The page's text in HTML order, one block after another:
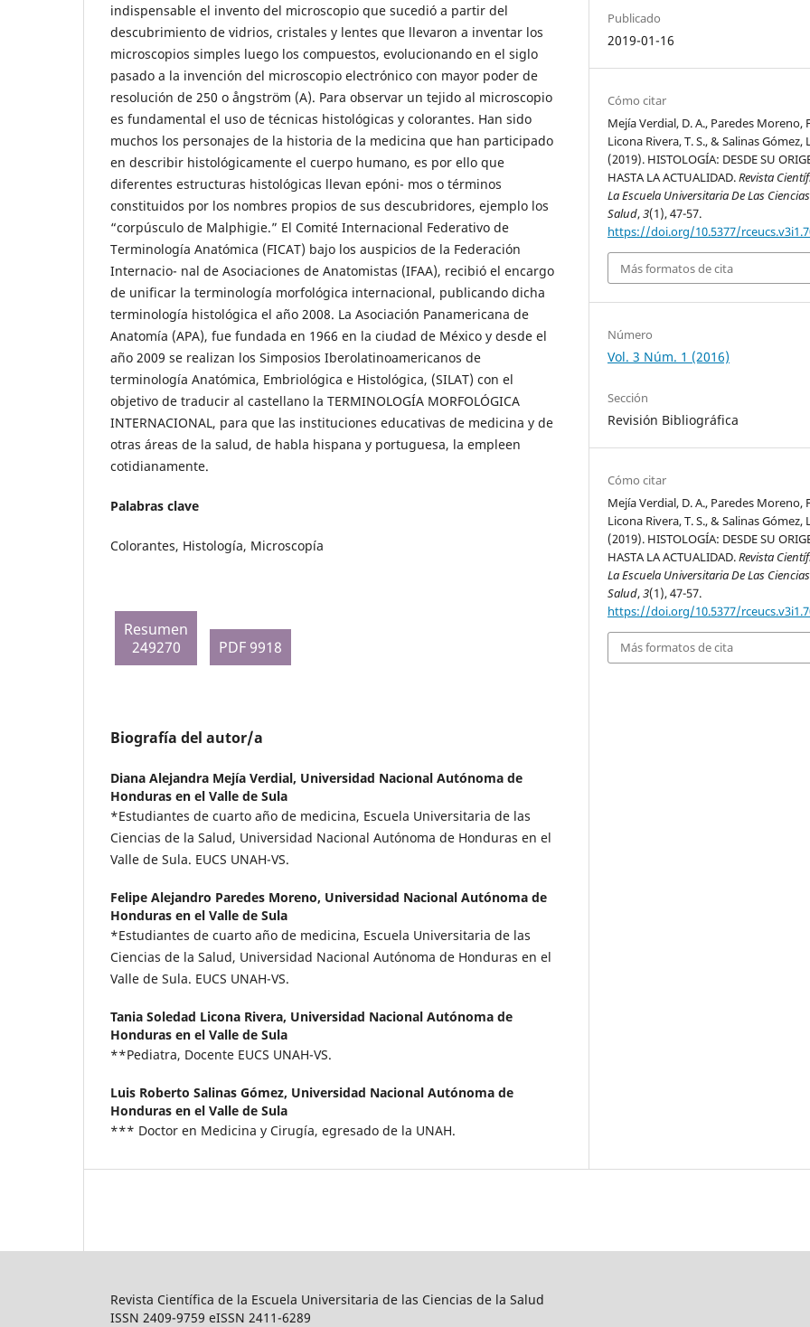
indispensable el invento del microscopio que sucedió a partir del
descubrimiento de vidrios, cristales y lentes que llevaron a inventar los
microscopios simples luego los compuestos, evolucionando en el siglo
pasado a la invención del microscopio electrónico con mayor poder de
resolución de 250 o ångström (A). Para observar un tejido al microscopio
es fundamental el uso de técnicas histológicas y colorantes. Han sido
muchos los personajes de la historia de la medicina que han participado
en describir histológicamente el cuerpo humano, es por ello que
diferentes estructuras histológicas llevan epóni- mos o términos
constituidos por los nombres propios de sus descubridores, ejemplo los
“corpúsculo de Malphigie.” El Comité Internacional Federativo de
Terminología Anatómica (FICAT) bajo los auspicios de la Federación
Internacio- nal de Asociaciones de Anatomistas (IFAA), recibió el encargo
de unificar la terminología morfológica internacional, publicando dicha
terminología histológica el año 2008. La Asociación Panamericana de
Anatomía (APA), fue fundada en 1966 en la ciudad de México y desde el
año 2009 se realizan los Simposios Iberolatinoamericanos de
terminología Anatómica, Embriológica e Histológica, (SILAT) con el
objetivo de traducir al castellano la TERMINOLOGÍA MORFOLÓGICA
INTERNACIONAL, para que las instituciones educativas de medicina y de
otras áreas de la salud, de habla hispana y portuguesa, la empleen
cotidianamente.
Palabras clave
Colorantes, Histología, Microscopía
Resumen
249270
PDF 9918
Biografía del autor/a
Diana Alejandra Mejía Verdial, Universidad Nacional Autónoma de
Honduras en el Valle de Sula
*Estudiantes de cuarto año de medicina, Escuela Universitaria de las
Ciencias de la Salud, Universidad Nacional Autónoma de Honduras en el
Valle de Sula. EUCS UNAH-VS.
Felipe Alejandro Paredes Moreno, Universidad Nacional Autónoma de
Honduras en el Valle de Sula
*Estudiantes de cuarto año de medicina, Escuela Universitaria de las
Ciencias de la Salud, Universidad Nacional Autónoma de Honduras en el
Valle de Sula. EUCS UNAH-VS.
Tania Soledad Licona Rivera, Universidad Nacional Autónoma de
Honduras en el Valle de Sula
**Pediatra, Docente EUCS UNAH-VS.
Luis Roberto Salinas Gómez, Universidad Nacional Autónoma de
Honduras en el Valle de Sula
*** Doctor en Medicina y Cirugía, egresado de la UNAH.
Publicado
2019-01-16
Cómo citar
Mejía Verdial, D. A., Paredes Moreno,
Licona Rivera, T. S., & Salinas Gómez,
(2019). HISTOLOGÍA: DESDE SU
HASTA LA ACTUALIDAD.Revista
La Escuela Universitaria De Las
Salud,3(1), 47-57.
https://doi.org/10.5377/
Más formatos de cita
Número
Vol. 3 Núm. 1 (2016)
Sección
Revisión Bibliográfica
Cómo citar
Mejía Verdial, D. A., Paredes Moreno,
Licona Rivera, T. S., & Salinas Gómez,
(2019). HISTOLOGÍA: DESDE SU
HASTA LA ACTUALIDAD.Revista
La Escuela Universitaria De Las
Salud,3(1), 47-57.
https://doi.org/10.5377/
Más formatos de cita
Revista Científica de la Escuela Universitaria de las Ciencias de la Salud
ISSN 2409-9759 eISSN 2411-6289